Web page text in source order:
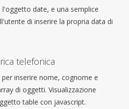
date, e una semplice
di inserire la propria data di
telefonica
inserire nome, cognome e
di oggetti. Visualizzazione
table con javascript.